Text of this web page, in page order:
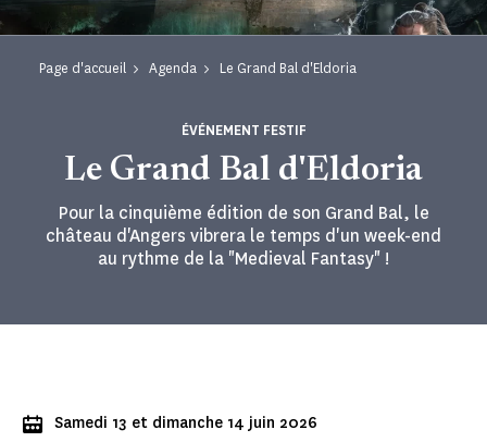
Page d'accueil Agenda Le Grand Bal d'Eldoria
Le Grand Bal d'Eldoria
ÉVÉNEMENT FESTIF
Pour la cinquième édition de son Grand Bal, le
château d'Angers vibrera le temps d'un week-end
au rythme de la "Medieval Fantasy" !
Samedi 13 et dimanche 14 juin 2026